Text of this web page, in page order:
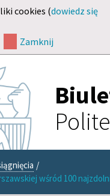
cookies (dowiedz się
Zamknij
/
wśród 100